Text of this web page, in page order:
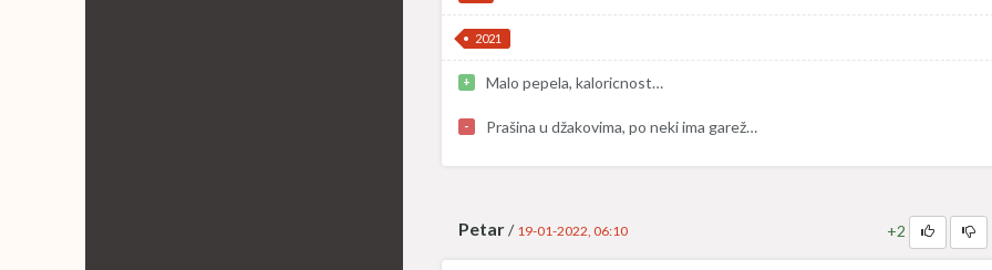
2021
+ Malo pepela, kaloricnost…
- Prašina u džakovima, po neki ima garež…
Petar/ 19-01-2022, 06:10 +2